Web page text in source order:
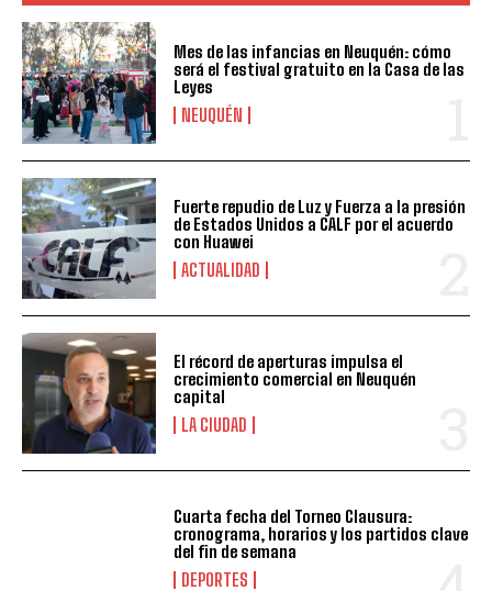
Mes de las infancias en Neuquén: cómo
será el festival gratuito en la Casa de las
Leyes
NEUQUÉN
Fuerte repudio de Luz y Fuerza a la presión
de Estados Unidos a CALF por el acuerdo
con Huawei
ACTUALIDAD
El récord de aperturas impulsa el
crecimiento comercial en Neuquén
capital
LA CIUDAD
Cuarta fecha del Torneo Clausura:
cronograma, horarios y los partidos clave
del fin de semana
DEPORTES